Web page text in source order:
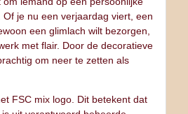
je nu een verjaardag viert, een
een glimlach wilt bezorgen,
met flair. Door de decoratieve
om neer te zetten als
FSC mix logo. Dit betekent dat